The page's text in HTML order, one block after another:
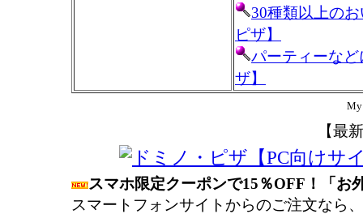
30種類以上の
ピザ】
パーティーな
ザ】
My
【最
スマホ限定クーポンで15％OFF！「お
スマートフォンサイトからのご注文なら